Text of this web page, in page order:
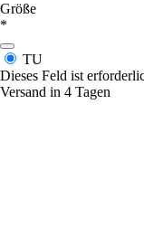
Größe
*
TU
Dieses Feld ist
Versand in 4 Tagen